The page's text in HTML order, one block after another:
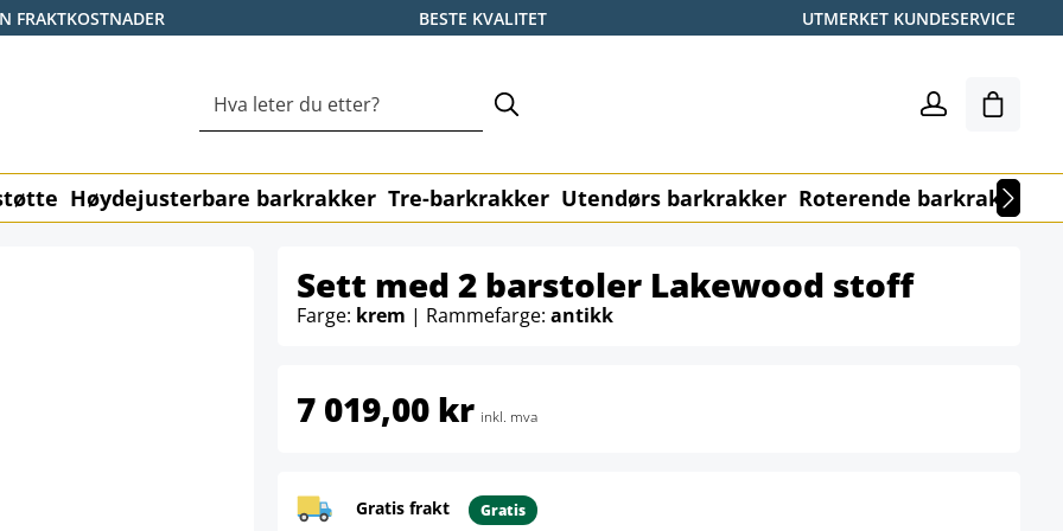
FRAKTKOSTNADER BESTE KVALITET UTMERKET KUNDESERVICE
Høydejusterbare barkrakker Tre-barkrakker Utendørs barkrakker Roterende barkrakker
Sett med 2 barstoler Lakewood stoff
Farge: krem | Rammefarge: antikk
7 019,00 kr inkl. mva
Gratis frakt Gratis